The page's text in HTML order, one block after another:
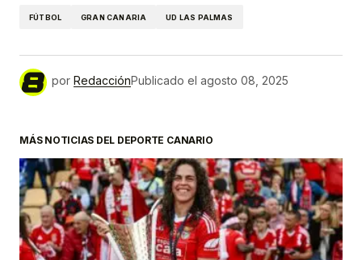
FÚTBOL GRAN CANARIA UD LAS PALMAS
por RedacciónPublicado el agosto 08, 2025
MÁS NOTICIAS DEL DEPORTE CANARIO